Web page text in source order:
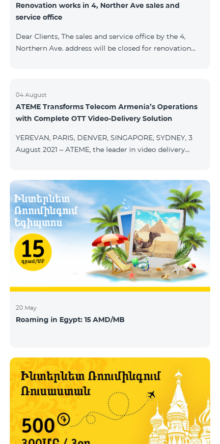
Renovation works in 4, Norther Ave sales and
service office
Dear Clients, The sales and service office by the 4,
Northern Ave. address will be closed for renovation
offices: Amiryan 3 (Mon-Sun 09:00-24:00) 900 m., 12
minutes walk Abovyan 21 Mon-Sun. 09:00-24:00) 700
m. 10 minutes walk You can find all of the sales and
04 August
ATEME Transforms Telecom Armenia’s Operations
with Complete OTT Video-Delivery Solution
YEREVAN, PARIS, DENVER, SINGAPORE, SYDNEY, 3
August 2021 – ATEME, the leader in video delivery
operator running under the Beeline brand, has
selected its integrated OTT video-delivery solution to
enable a re-launch of its TV offering to the Armenian
market. With a legacy system in place, Telecom
Armenia identified a need for a scalable and effective
video-delivery solution as part of a p
20 May
Roaming in Egypt: 15 AMD/MB